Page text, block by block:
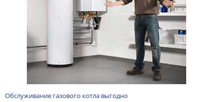
Обслуживание газового котла выгодно